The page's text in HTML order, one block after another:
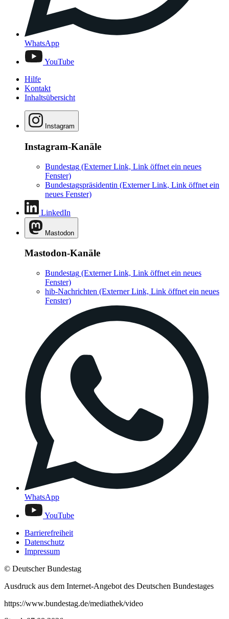
WhatsApp
YouTube
Hilfe
Kontakt
Inhaltsübersicht
Instagram
Instagram-Kanäle
Bundestag (Externer Link, Link öffnet ein neues
Fenster)
Bundestagspräsidentin (Externer Link, Link öffnet ein
neues Fenster)
LinkedIn
Mastodon
Mastodon-Kanäle
Bundestag (Externer Link, Link öffnet ein neues
Fenster)
hib-Nachrichten (Externer Link, Link öffnet ein neues
Fenster)
WhatsApp
YouTube
Barrierefreiheit
Datenschutz
Impressum
© Deutscher Bundestag
Ausdruck aus dem Internet-Angebot des Deutschen Bundestages
https://www.bundestag.de/mediathek/video